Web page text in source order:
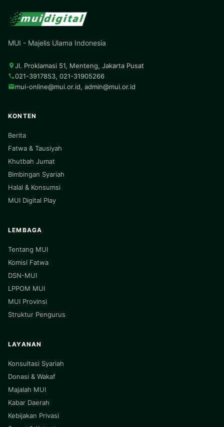
MUI - Majelis Ulama Indonesia
Jl. Proklamasi 51, Menteng, Jakarta Pusat
021-3917853, 021-31905266
mui-online@mui.or.id, admin@mui.or.id
KONTEN
Berita
Fatwa & Tausiyah
Khutbah Jumat
Bimbingan Syariah
Halal & Konsumsi
MUI Digital Play
LEMBAGA
Tentang MUI
Komisi Fatwa
DSN-MUI
LPPOM MUI
MUI Provinsi
Struktur Pengurus
LAYANAN
Konsultasi Syariah
Donasi & Wakaf
Majalah MUI
Kabar Daerah
Kebijakan Privasi